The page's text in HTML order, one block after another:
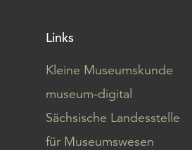
Links
Kleine Museumskunde
museum-digital
Sächsische Landesstelle
für Museumswesen